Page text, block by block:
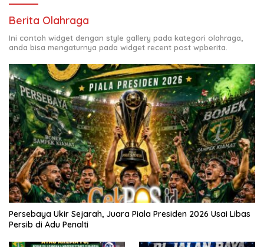
Berita Olahraga
Ini contoh widget dengan style gallery pada kategori olahraga,
anda bisa mengaturnya pada widget recent post wpberita.
Persebaya Ukir Sejarah, Juara Piala Presiden 2026 Usai Libas
Persib di Adu Penalti